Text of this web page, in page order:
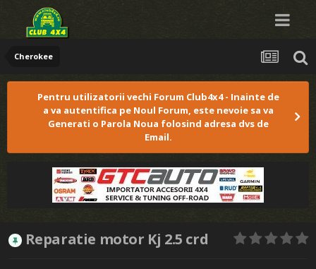
Cherokee
Pentru utilizatorii vechi Forum Club4x4 - Inainte de
a va autentifica pe Noul Forum, este nevoie sa va
Generati o Parola Noua folosind adresa dvs de
Email.
Reparatie motor Kj 2.5 crd